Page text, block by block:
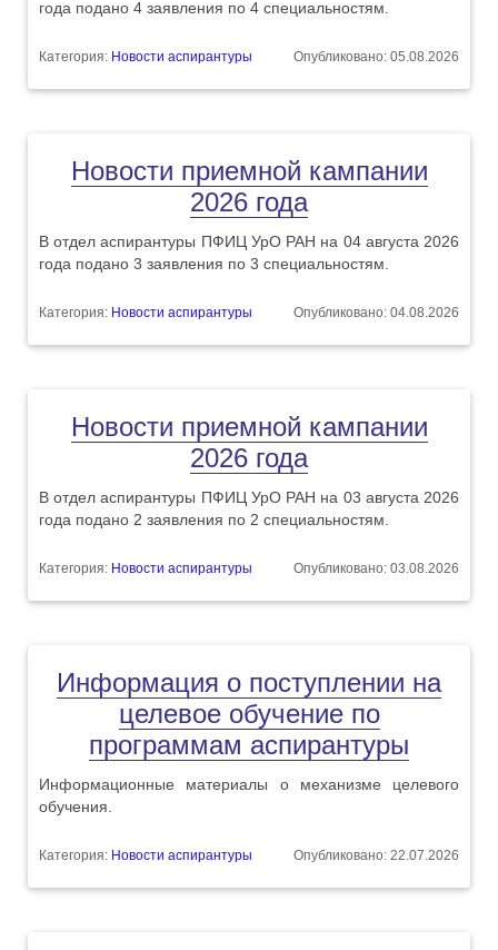
года подано 4 заявления по 4 специальностям.
Категория: Новости аспирантуры Опубликовано: 05.08.2026
Новости приемной кампании
2026 года
В отдел аспирантуры ПФИЦ УрО РАН на 04 августа 2026
года подано 3 заявления по 3 специальностям.
Категория: Новости аспирантуры Опубликовано: 04.08.2026
Новости приемной кампании
2026 года
В отдел аспирантуры ПФИЦ УрО РАН на 03 августа 2026
года подано 2 заявления по 2 специальностям.
Категория: Новости аспирантуры Опубликовано: 03.08.2026
Информация о поступлении на
целевое обучение по
программам аспирантуры
Информационные материалы о механизме целевого
обучения.
Категория: Новости аспирантуры Опубликовано: 22.07.2026